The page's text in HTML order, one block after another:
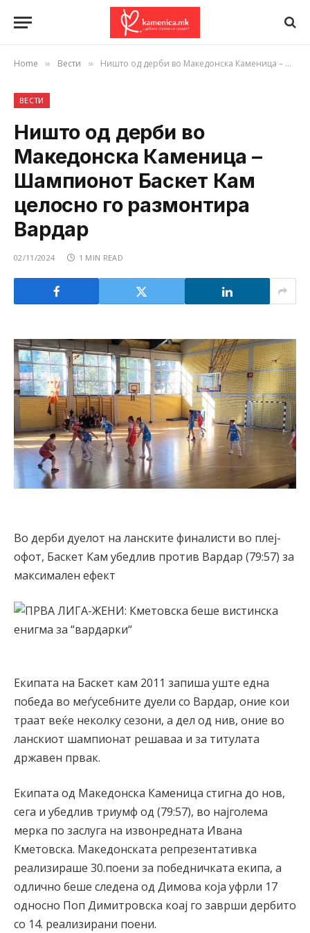
Home » Вести » Ништо од дерби во Македонска Каменица – Шампионот Баскет Кам целосно го размонтира Вардар
ВЕСТИ
Ништо од дерби во
Македонска Каменица –
Шампионот Баскет Кам
целосно го размонтира
Вардар
02/11/2024 1 MIN READ
Во дерби дуелот на ланските финалисти во плеј-
офот, Баскет Кам убедлив против Вардар (79:57) за
максималeн ефект
Екипата на Баскет кам 2011 запиша уште една
победа во меѓусебните дуели со Вардар, оние кои
траат веќе неколку сезони, а дел од нив, оние во
ланскиот шампионат решаваа и за титулата
државен првак.
Екипата од Македонска Каменица стигна до нов,
сега и убедлив триумф од (79:57), во најголема
мерка по заслуга на извонредната Ивана
Кметовска. Македонската репрезентативка
реализираше 30.поени за победничката екипа, а
одлично беше следена од Димова која уфрли 17
односно Поп Димитровска коај го заврши дербито
со 14. реализирани поени.